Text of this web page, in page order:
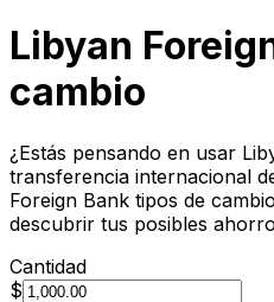
Libyan
cambio
¿Estás pensando en usar
transferencia internacional
Foreign Bank tipos de
descubrir tus posibles
Cantidad
$